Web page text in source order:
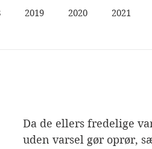
2019 2020 2021
Da de ellers fredelige
uden varsel gør oprør,